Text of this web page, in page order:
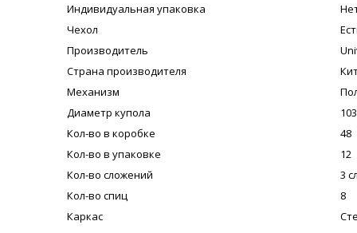
Индивидуальная упаковка
Чехол
Производитель
Страна производителя
Механизм
Диаметр купола
Кол-во в коробке
48
Кол-во в упаковке
12
Кол-во сложений
3
Кол-во спиц
8
Каркас